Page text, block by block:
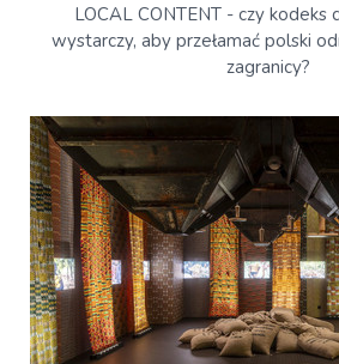
LOCAL CONTENT - czy kodeks
wystarczy, aby przełamać polski
zagranicy?